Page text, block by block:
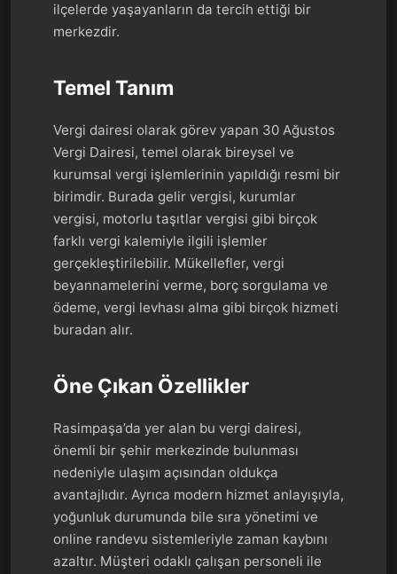
ilçelerde yaşayanların da tercih ettiği bir
merkezdir.
Temel Tanım
Vergi dairesi olarak görev yapan 30 Ağustos
Vergi Dairesi, temel olarak bireysel ve
kurumsal vergi işlemlerinin yapıldığı resmi bir
birimdir. Burada gelir vergisi, kurumlar
vergisi, motorlu taşıtlar vergisi gibi birçok
farklı vergi kalemiyle ilgili işlemler
gerçekleştirilebilir. Mükellefler, vergi
beyannamelerini verme, borç sorgulama ve
ödeme, vergi levhası alma gibi birçok hizmeti
buradan alır.
Öne Çıkan Özellikler
Rasimpaşa’da yer alan bu vergi dairesi,
önemli bir şehir merkezinde bulunması
nedeniyle ulaşım açısından oldukça
avantajlıdır. Ayrıca modern hizmet anlayışıyla,
yoğunluk durumunda bile sıra yönetimi ve
online randevu sistemleriyle zaman kaybını
azaltır. Müşteri odaklı çalışan personeli ile